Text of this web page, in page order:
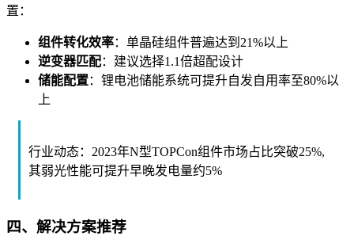
置：
组件转化效率：单晶硅组件普遍达到21%以上
逆变器匹配：建议选择1.1倍超配设计
储能配置：锂电池储能系统可提升自发自用率至80%以
上
行业动态：2023年N型TOPCon组件市场占比突破25%,
其弱光性能可提升早晚发电量约5%
四、解决方案推荐